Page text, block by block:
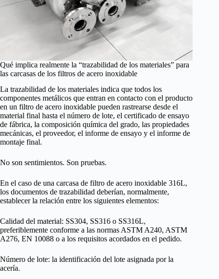
Qué implica realmente la “trazabilidad de los materiales” para
las carcasas de los filtros de acero inoxidable
La trazabilidad de los materiales indica que todos los
componentes metálicos que entran en contacto con el producto
en un filtro de acero inoxidable pueden rastrearse desde el
material final hasta el número de lote, el certificado de ensayo
de fábrica, la composición química del grado, las propiedades
mecánicas, el proveedor, el informe de ensayo y el informe de
montaje final.
No son sentimientos. Son pruebas.
En el caso de una carcasa de filtro de acero inoxidable 316L,
los documentos de trazabilidad deberían, normalmente,
establecer la relación entre los siguientes elementos:
Calidad del material: SS304, SS316 o SS316L,
preferiblemente conforme a las normas ASTM A240, ASTM
A276, EN 10088 o a los requisitos acordados en el pedido.
Número de lote: la identificación del lote asignada por la
acería.